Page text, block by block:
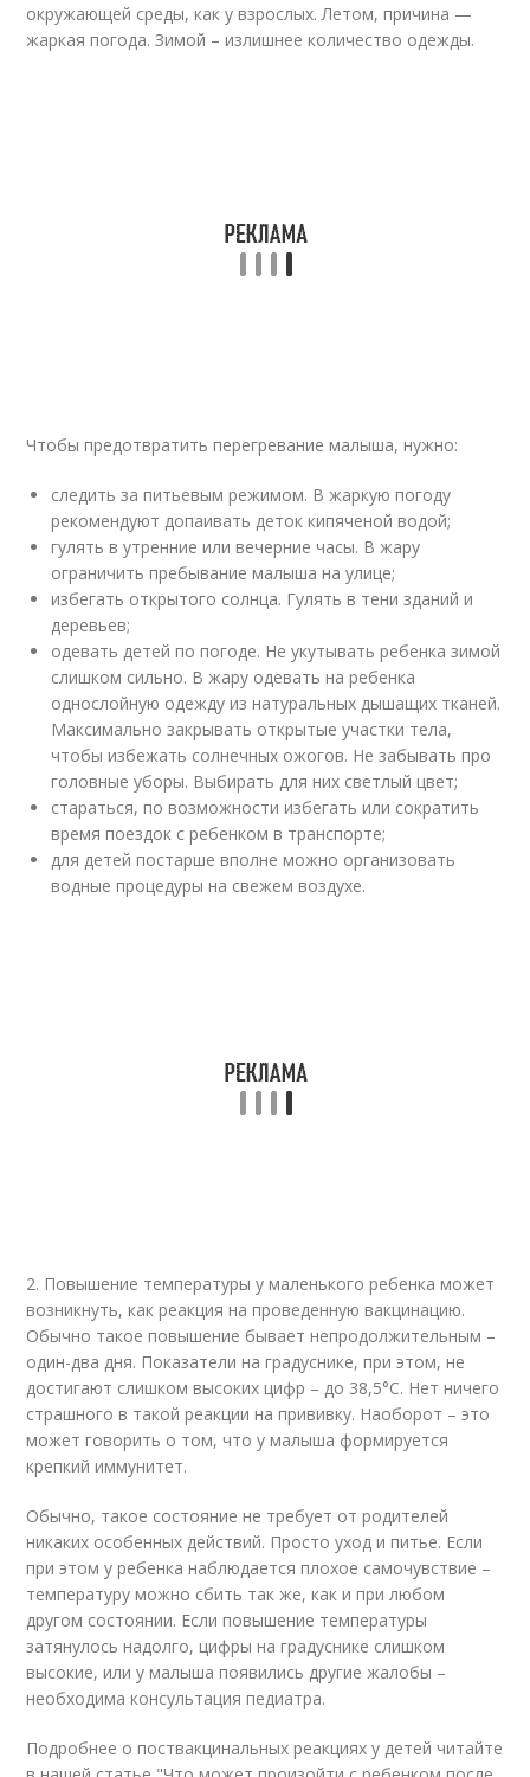
окружающей среды, как у взрослых. Летом, причина —
жаркая погода. Зимой – излишнее количество одежды.
Чтобы предотвратить перегревание малыша, нужно:
следить за питьевым режимом. В жаркую погоду
рекомендуют допаивать деток кипяченой водой;
гулять в утренние или вечерние часы. В жару
ограничить пребывание малыша на улице;
избегать открытого солнца. Гулять в тени зданий и
деревьев;
одевать детей по погоде. Не укутывать ребенка зимой
слишком сильно. В жару одевать на ребенка
однослойную одежду из натуральных дышащих тканей.
Максимально закрывать открытые участки тела,
чтобы избежать солнечных ожогов. Не забывать про
головные уборы. Выбирать для них светлый цвет;
стараться, по возможности избегать или сократить
время поездок с ребенком в транспорте;
для детей постарше вполне можно организовать
водные процедуры на свежем воздухе.
2. Повышение температуры у маленького ребенка может
возникнуть, как реакция на проведенную вакцинацию.
Обычно такое повышение бывает непродолжительным –
один-два дня. Показатели на градуснике, при этом, не
достигают слишком высоких цифр – до 38,5°С. Нет ничего
страшного в такой реакции на прививку. Наоборот – это
может говорить о том, что у малыша формируется
крепкий иммунитет.
Обычно, такое состояние не требует от родителей
никаких особенных действий. Просто уход и питье. Если
при этом у ребенка наблюдается плохое самочувствие –
температуру можно сбить так же, как и при любом
другом состоянии. Если повышение температуры
затянулось надолго, цифры на градуснике слишком
высокие, или у малыша появились другие жалобы –
необходима консультация педиатра.
Подробнее о поствакцинальных реакциях у детей читайте